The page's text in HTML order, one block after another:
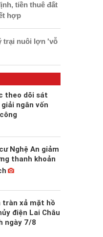
tiền thuê đất
hợp
trại nuôi lợn 'vỗ
theo dõi sát
ngân vốn
Nghệ An giảm
thanh khoản
tràn xả mặt hồ
điện Lai Châu
ngày 7/8